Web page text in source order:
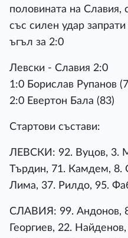
половината на Славия,
със силен удар
ъгъл за 2:0
Левски - Славия 2:0
1:0 Борислав Рупанов
2:0 Евертон Бала (83)
Стартови състави:
ЛЕВСКИ: 92. Вуцов, 3.
Търдин, 71. Камдем, 8.
Лима, 37. Рилдо, 95.
СЛАВИЯ: 99. Андонов,
Георгиев, 22.